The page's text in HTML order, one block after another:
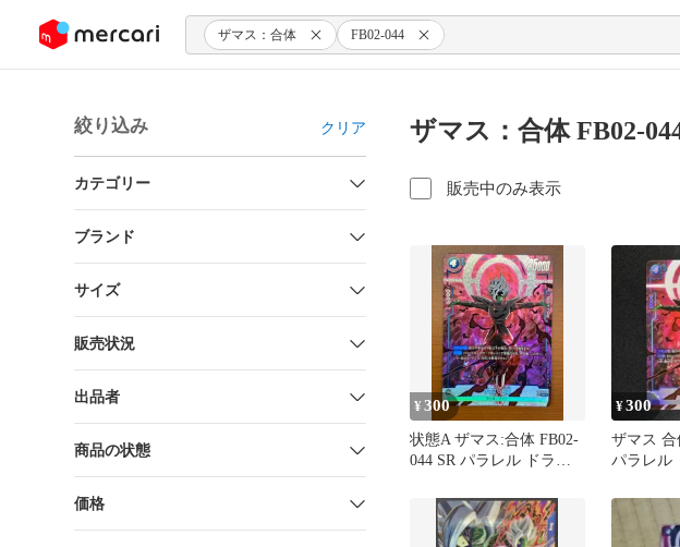
ツにスキップ ザマス：合体 FB02-044
絞り込み クリア
カテゴリー
ブランド
サイズ
販売状況
出品者
商品の状態
価格
ザマス：合体 FB02-
販売中のみ表示
¥300
状態A ザマス:合体 FB02-
044 SR パラレル ドラゴ
ールド
¥300
ザマス
パラレル